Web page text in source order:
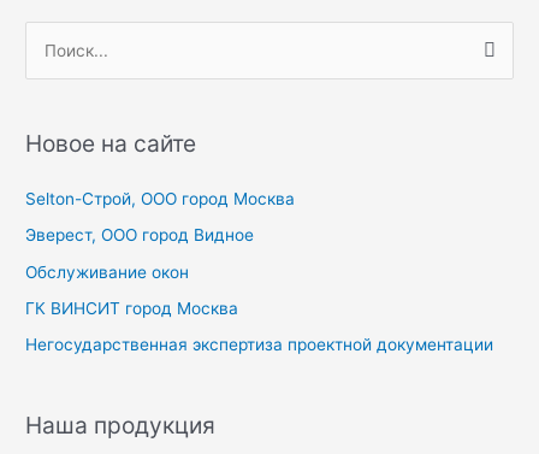
с
:
Новое на сайте
Selton-Строй, OOO город Москва
Эверест, ООО город Видное
Обслуживание окон
ГК ВИНСИТ город Москва
Негосударственная экспертиза проектной документации
Наша продукция